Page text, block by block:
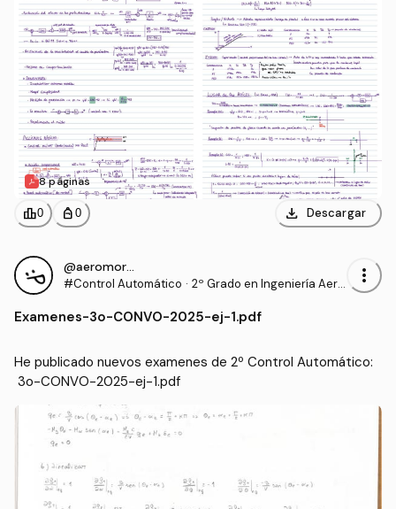
8 páginas
leaderboard0 personal_bag 0 download Descargar
@aeromorisca
#Control Automático · 2º Grado en Ingeniería Aero
more_vert
Examenes-3o-CONVO-2025-ej-1.pdf
He publicado nuevos examenes de 2º Control Automático:
3o-CONVO-2025-ej-1.pdf